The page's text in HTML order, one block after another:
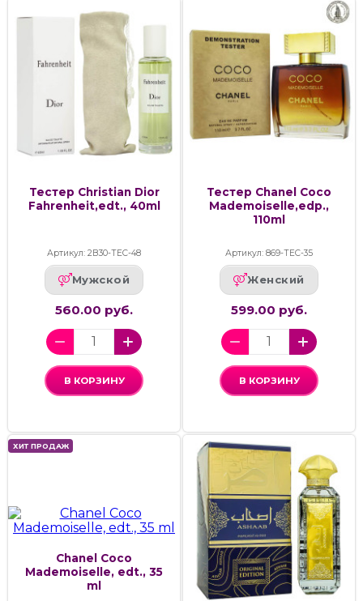
Тестер Christian Dior
Fahrenheit,edt., 40ml
Артикул: 2В30-ТЕС-48
Мужской
560.00 руб.
В КОРЗИНУ
Тестер Chanel Coco
Mademoiselle,edp.,
110ml
Артикул: 869-ТЕС-35
Женский
599.00 руб.
В КОРЗИНУ
ХИТ ПРОДАЖ
Chanel Coco
Mademoiselle, edt., 35
ml